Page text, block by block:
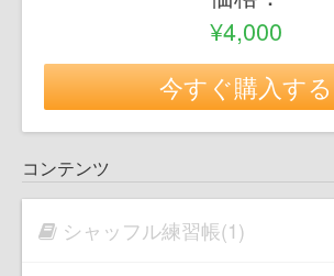
¥4,000
今すぐ購入する
コンテンツ
シャッフル練習帳(1)